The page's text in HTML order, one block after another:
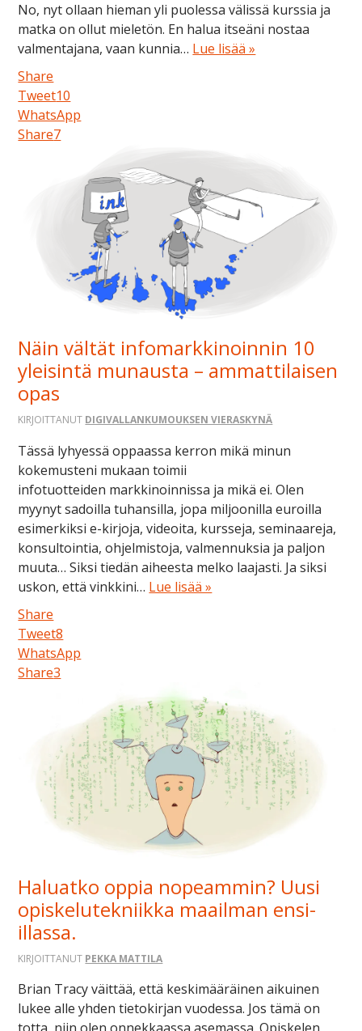
No, nyt ollaan hieman yli puolessa välissä kurssia ja
matka on ollut mieletön. En halua itseäni nostaa
valmentajana, vaan kunnia… Lue lisää »
Share
Tweet10
WhatsApp
Share7
Näin vältät infomarkkinoinnin 10
yleisintä munausta – ammattilaisen
opas
KIRJOITTANUT DIGIVALLANKUMOUKSEN VIERASKYNÄ
Tässä lyhyessä oppaassa kerron mikä minun
kokemusteni mukaan toimii
infotuotteiden markkinoinnissa ja mikä ei. Olen
myynyt sadoilla tuhansilla, jopa miljoonilla euroilla
esimerkiksi e-kirjoja, videoita, kursseja, seminaareja,
konsultointia, ohjelmistoja, valmennuksia ja paljon
muuta… Siksi tiedän aiheesta melko laajasti. Ja siksi
uskon, että vinkkini… Lue lisää »
Share
Tweet8
WhatsApp
Share3
Haluatko oppia nopeammin? Uusi
opiskelutekniikka maailman ensi-
illassa.
KIRJOITTANUT PEKKA MATTILA
Brian Tracy väittää, että keskimääräinen aikuinen
lukee alle yhden tietokirjan vuodessa. Jos tämä on